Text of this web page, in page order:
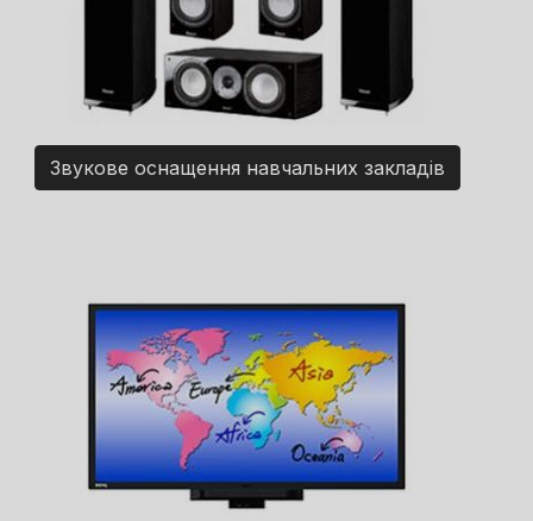
Звукове оснащення навчальних закладів